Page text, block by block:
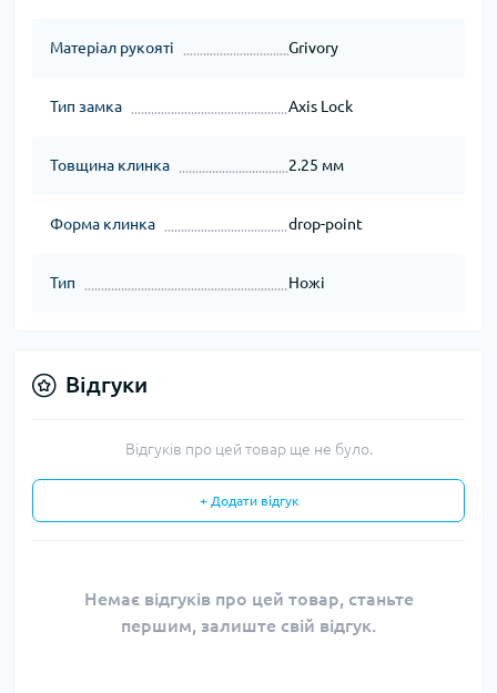
Матеріал рукояті Grivory
Тип замка Axis Lock
Товщина клинка 2.25 мм
Форма клинка drop-point
Тип Ножі
Відгуки
Відгуків про цей товар ще не було.
+ Додати відгук
Немає відгуків про цей товар, станьте
першим, залиште свій відгук.